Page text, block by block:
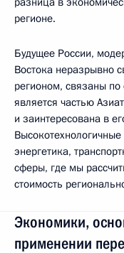
регионе.
Будущее России,
Востока неразрывно
регионом, связаны
является частью
и заинтересована в
энергетика,
сферы, где мы
стоимость
Экономики,
применении